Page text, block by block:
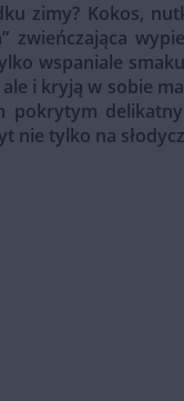
zimy? Kokos,
zwieńczająca
wspaniale
i kryją w sobie
pokrytym
nie tylko na